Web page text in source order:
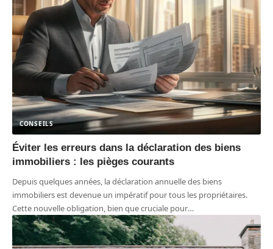
CONSEILS
Éviter les erreurs dans la déclaration des biens
immobiliers : les pièges courants
Depuis quelques années, la déclaration annuelle des biens
immobiliers est devenue un impératif pour tous les propriétaires.
Cette nouvelle obligation, bien que cruciale pour…